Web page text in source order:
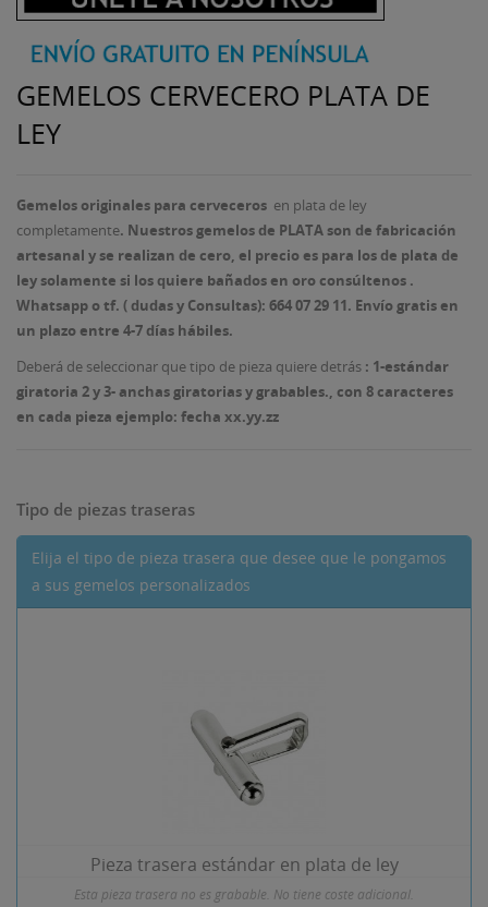
GEMELOS CERVECERO PLATA DE
LEY
Gemelos originales para cerveceros en plata de ley
completamente. Nuestros gemelos de PLATA son de fabricación
artesanal y se realizan de cero, el precio es para los de plata de
ley solamente si los quiere bañados en oro consúltenos .
Whatsapp o tf. ( dudas y Consultas): 664 07 29 11. Envío gratis en
un plazo entre 4-7 días hábiles.
Deberá de seleccionar que tipo de pieza quiere detrás : 1-estándar
giratoria 2 y 3- anchas giratorias y grabables., con 8 caracteres
en cada pieza ejemplo: fecha xx.yy.zz
Tipo de piezas traseras
Elija el tipo de pieza trasera que desee que le pongamos
a sus gemelos personalizados
Pieza trasera estándar en plata de ley
Esta pieza trasera no es grabable. No tiene coste adicional.